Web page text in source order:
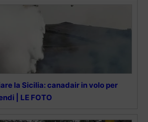
la Sicilia: canadair in volo per
| LE FOTO